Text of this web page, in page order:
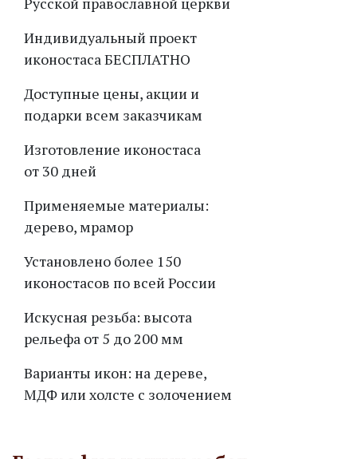
Индивидуальный проект
иконостаса БЕСПЛАТНО
Доступные цены, акции и
подарки всем заказчикам
Изготовление иконостаса
от 30 дней
Применяемые материалы:
дерево, мрамор
Установлено более 150
иконостасов по всей России
Искусная резьба: высота
рельефа от 5 до 200 мм
Варианты икон: на дереве,
МДФ или холсте с золочением